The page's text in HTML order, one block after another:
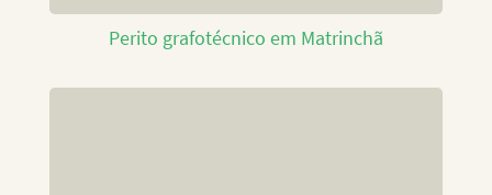
Perito grafotécnico em Matrinchã